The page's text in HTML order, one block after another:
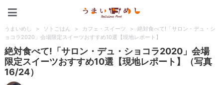
うまいめし > ソトごはん > カフェ・スイーツ >
絶対食べて!「サロン・デュ・シ
ョコラ2020」会場限定スイーツおすすめ10選【現地レポート】
絶対食べて!「サロン・デュ・ショコラ2020」会場
限定スイーツおすすめ10選【現地レポート】（写真
16/24）